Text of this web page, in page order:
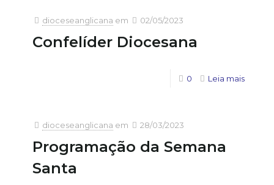
dioceseanglicana em 02/05/2023
Confelíder Diocesana
0 Leia mais
dioceseanglicana em 28/03/2023
Programação da Semana
Santa